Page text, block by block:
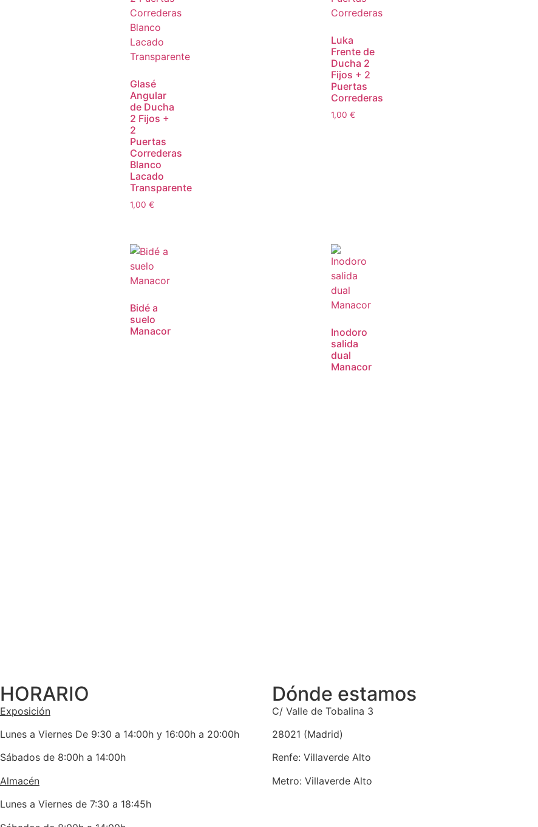
Glasé
Angular
de Ducha
2 Fijos +
2
Puertas
Correderas
Blanco
Lacado
Transparente
1,00 €
Luka
Frente de
Ducha 2
Fijos + 2
Puertas
Correderas
1,00 €
Bidé a
suelo
Manacor
Inodoro
salida
dual
Manacor
HORARIO
Exposición
Lunes a Viernes De 9:30 a 14:00h y 16:00h a 20:00h
Sábados de 8:00h a 14:00h
Almacén
Lunes a Viernes de 7:30 a 18:45h
Dónde estamos
C/ Valle de Tobalina 3
28021 (Madrid)
Renfe: Villaverde Alto
Metro: Villaverde Alto